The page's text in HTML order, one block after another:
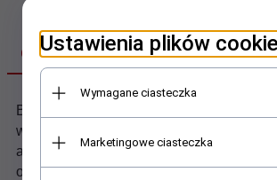
OPIS PRODUKTU
Bawełniano-akrylowy koc MOCA
wzorze doubleface, z jednej strony w
a z drugiej w kolorze ecru. Obszyty
owerlock. Koc bardzo dobrej
Ustawienia plików
Wymagane ciasteczka
Marketingowe ciasteczka